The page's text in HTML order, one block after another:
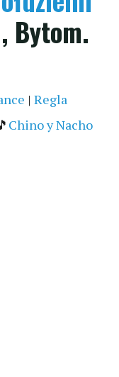
, Bytom.
| Regla
Chino y Nacho